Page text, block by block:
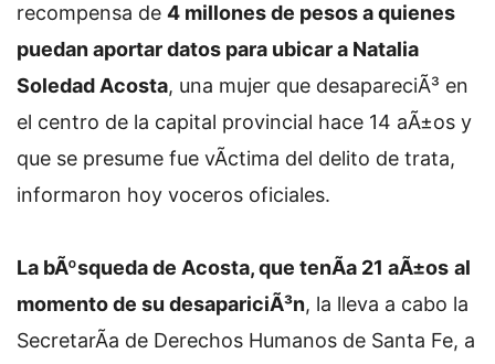
recompensa de 4 millones de pesos a quienes
puedan aportar datos para ubicar a Natalia
Soledad Acosta, una mujer que desapareciÃ³ en
el centro de la capital provincial hace 14 aÃ±os y
que se presume fue vÃ­ctima del delito de trata,
informaron hoy voceros oficiales.
La bÃºsqueda de Acosta, que tenÃ­a 21 aÃ±os al
momento de su desapariciÃ³n, la lleva a cabo la
SecretarÃ­a de Derechos Humanos de Santa Fe, a